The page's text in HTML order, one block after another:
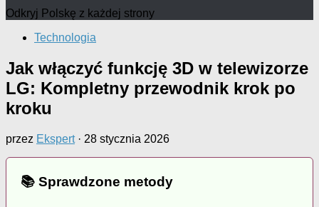
Odkryj Polskę z każdej strony
Technologia
Jak włączyć funkcję 3D w telewizorze
LG: Kompletny przewodnik krok po
kroku
przez Ekspert· 28 stycznia 2026
📚 Sprawdzone metody